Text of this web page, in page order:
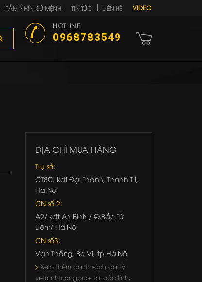
TẦM NHÌN, SỨ MỆNH TIN TỨC LIÊN HỆ VIDEO
HOTLINE
0968783549
ĐỊA CHỈ MUA HÀNG
Trụ sở:
CT8C, kdt Đại Thanh, Thanh Trì,
Hà Nội
CN số 2:
A2/ kđt An Bình / Q.Bắc Từ
Liêm/ Hà Nội
CN số3:
Vạn Thắng, Ba Vì, tp Hà Nội
Xem thêm danh sách đại lý
vetranhtuongpro+ tại các tỉnh,